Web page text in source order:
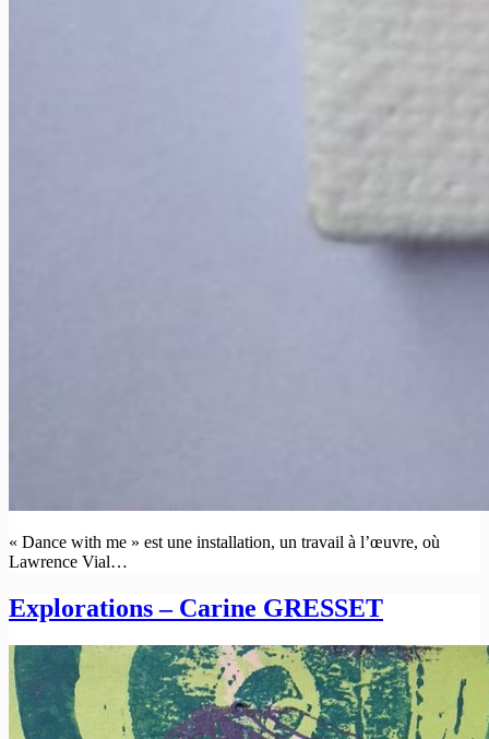
« Dance with me » est une installation, un travail à l’œuvre, où
Lawrence Vial…
Explorations – Carine GRESSET